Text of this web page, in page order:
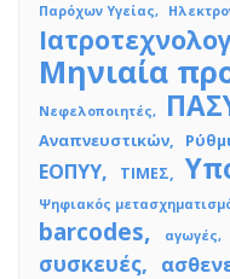
Παρόχων Υγείας
Μηνιαία
Νεφελοποιητές
Αναπνευστικών
ΕΟΠΥΥ
ΤΙΜΕΣ
Ψηφιακός
barcodes
αγωγές
συσκευές